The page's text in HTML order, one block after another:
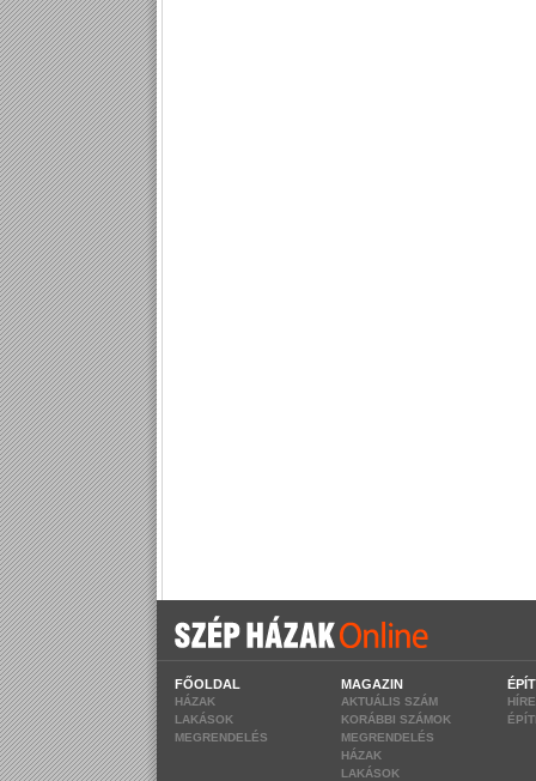
FŐOLDAL
HÁZAK
LAKÁSOK
MEGRENDELÉS
MAGAZIN
AKTUÁLIS SZÁM
KORÁBBI SZÁMOK
MEGRENDELÉS
HÁZAK
LAKÁSOK